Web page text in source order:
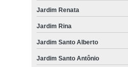
Jardim Renata
Jardim Rina
Jardim Santo Alberto
Jardim Santo Antônio